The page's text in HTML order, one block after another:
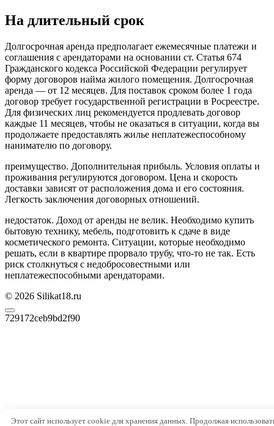
На длительный срок
Долгосрочная аренда предполагает ежемесячные платежи и
соглашения с арендаторами на основании ст. Статья 674
Гражданского кодекса Российской Федерации регулирует
форму договоров найма жилого помещения. Долгосрочная
аренда — от 12 месяцев. Для поставок сроком более 1 года
договор требует государственной регистрации в Росреестре.
Для физических лиц рекомендуется продлевать договор
каждые 11 месяцев, чтобы не оказаться в ситуации, когда вы
продолжаете предоставлять жилье неплатежеспособному
нанимателю по договору.
преимущество. Дополнительная прибыль. Условия оплаты и
проживания регулируются договором. Цена и скорость
доставки зависят от расположения дома и его состояния.
Легкость заключения договорных отношений.
недостаток. Доход от аренды не велик. Необходимо купить
бытовую технику, мебель, подготовить к сдаче в виде
косметического ремонта. Ситуации, которые необходимо
решать, если в квартире прорвало трубу, что-то не так. Есть
риск столкнуться с недобросовестными или
неплатежеспособными арендаторами.
© 2026 Silikat18.ru
729172ceb9bd2f90
Этот сайт использует cookie для хранения данных. Продолжая